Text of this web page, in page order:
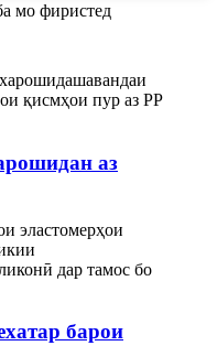
мо фиристед
аз
барои